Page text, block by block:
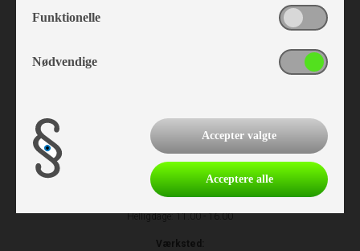
Åbningstider
Man-Fre: 9.00 - 17.00
Helligdage: 11.00 - 16.00
Værksted:
Funktionelle
Nødvendige
Accepter valgte
Acceptere alle